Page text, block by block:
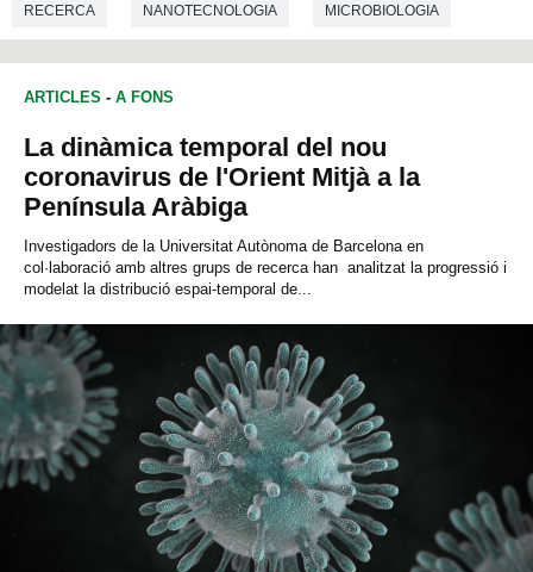
RECERCA NANOTECNOLOGIA MICROBIOLOGIA
BIOTECNOLOGIA
ARTICLES - A FONS
La dinàmica temporal del nou
coronavirus de l'Orient Mitjà a la
Península Aràbiga
Investigadors de la Universitat Autònoma de Barcelona en
col·laboració amb altres grups de recerca han analitzat la progressió i
modelat la distribució espai-temporal de...